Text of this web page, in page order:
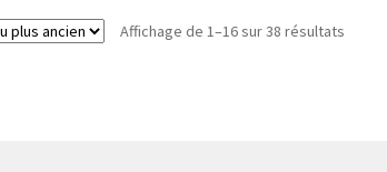
Affichage de 1–16 sur 38 résultats